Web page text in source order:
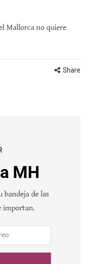
Mallorca no quiere
Share
MH
bandeja de las
importan.